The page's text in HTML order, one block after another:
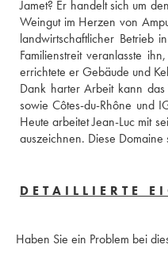
Jamet? Er handelt sich um
Weingut im Herzen von
landwirtschaftlicher Betrieb
Familienstreit veranlasste
errichtete er Gebäude und
Dank harter Arbeit kann
sowie Côtes-du-Rhône und
Heute arbeitet Jean-Luc mit
auszeichnen. Diese
DETAILLIERTE
Haben Sie ein Problem bei